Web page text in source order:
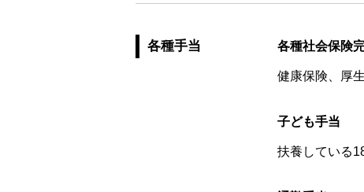
各種手当 各種社会保険
健康保険、厚
子ども手当
扶養している